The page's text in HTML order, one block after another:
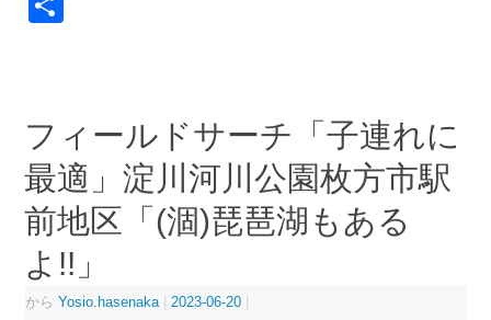
フィールドサーチ「子連れに
最適」淀川河川公園枚方市駅
前地区「(涸)琵琶湖もある
よ!!」
から Yosio.hasenaka 2023-06-20